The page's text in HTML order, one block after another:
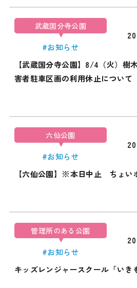
武蔵国分寺公園
#お知らせ
【武蔵国分寺公園】8/4（火）樹
害者駐車区画の利用休止について
六仙公園
#お知らせ
【六仙公園】※本日中止 ちょい
管理所のある公園
#お知らせ
キッズレンジャースクール「いき